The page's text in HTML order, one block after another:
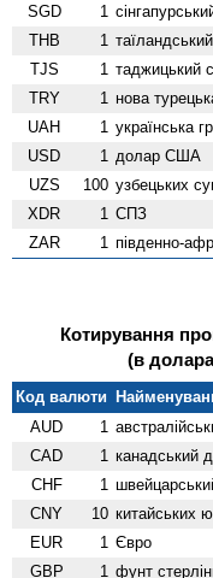
SGD 1
THB 1
TJS 1 таджицький
TRY 1 нова
UAH 1 українська
USD 1 долар США
UZS 100 узбецьких
XDR 1 СПЗ
ZAR 1 південно-
Котирування
(в
Код валюти
AUD
1
CAD 1 канадський
CHF 1
CNY 10 китайських
EUR 1 Євро
GBP 1 фунт